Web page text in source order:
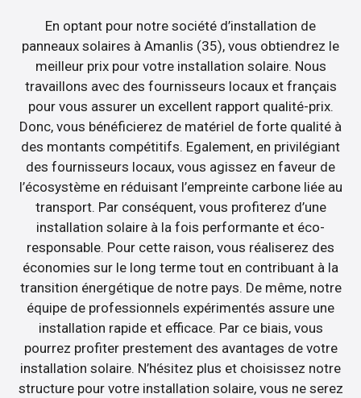
En optant pour notre société d’installation de
panneaux solaires à Amanlis (35), vous obtiendrez le
meilleur prix pour votre installation solaire. Nous
travaillons avec des fournisseurs locaux et français
pour vous assurer un excellent rapport qualité-prix.
Donc, vous bénéficierez de matériel de forte qualité à
des montants compétitifs. Egalement, en privilégiant
des fournisseurs locaux, vous agissez en faveur de
l’écosystème en réduisant l’empreinte carbone liée au
transport. Par conséquent, vous profiterez d’une
installation solaire à la fois performante et éco-
responsable. Pour cette raison, vous réaliserez des
économies sur le long terme tout en contribuant à la
transition énergétique de notre pays. De même, notre
équipe de professionnels expérimentés assure une
installation rapide et efficace. Par ce biais, vous
pourrez profiter prestement des avantages de votre
installation solaire. N’hésitez plus et choisissez notre
structure pour votre installation solaire, vous ne serez